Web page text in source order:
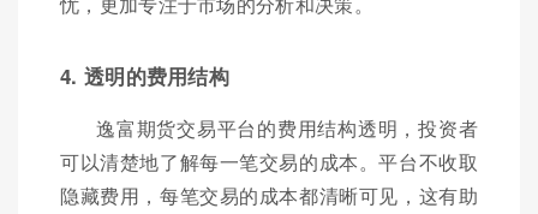
4. 透明的费用结构
逸富期货交易平台的费用结构透明，投资者
可以清楚地了解每一笔交易的成本。平台不收取
隐藏费用，每笔交易的成本都清晰可见，这有助